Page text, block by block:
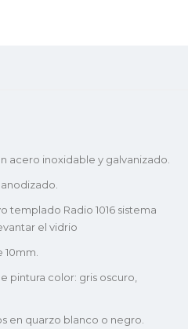
acero inoxidable y galvanizado.
templado Radio 1016 sistema
el vidrio
pintura color: gris oscuro,
en quarzo blanco o negro.